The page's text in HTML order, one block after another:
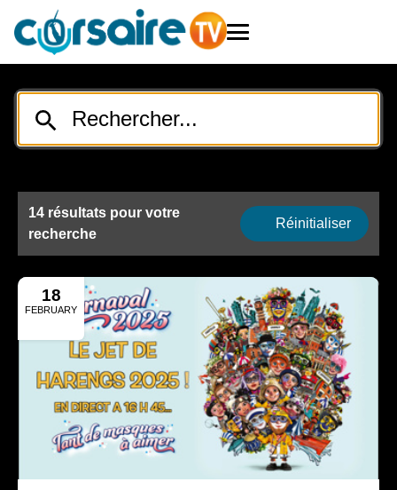
14 résultats pour votre
recherche
Réinitialiser
18
FEBRUARY